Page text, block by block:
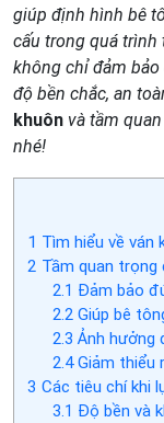
giúp định hình bê
cấu trong quá trình
không chỉ đảm
độ bền chắc, an
khuôn và tầm
nhé!
1 Tìm hiểu về ván
2 Tầm quan trọng
2.1 Đảm bảo
2.2Giúp bê
2.3 Ảnh hưởng
2.4Giảm thiểu
3 Các tiêu chí khi
3.1 Độ bền và